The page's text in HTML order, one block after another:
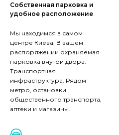
Собственная парковка и
удобное расположение
Мы находимся в самом
центре Киева. В вашем
распоряжении охраняемая
парковка внутри двора.
Транспортная
инфраструктура. Рядом
метро, остановки
общественного транспорта,
аптеки и магазины.